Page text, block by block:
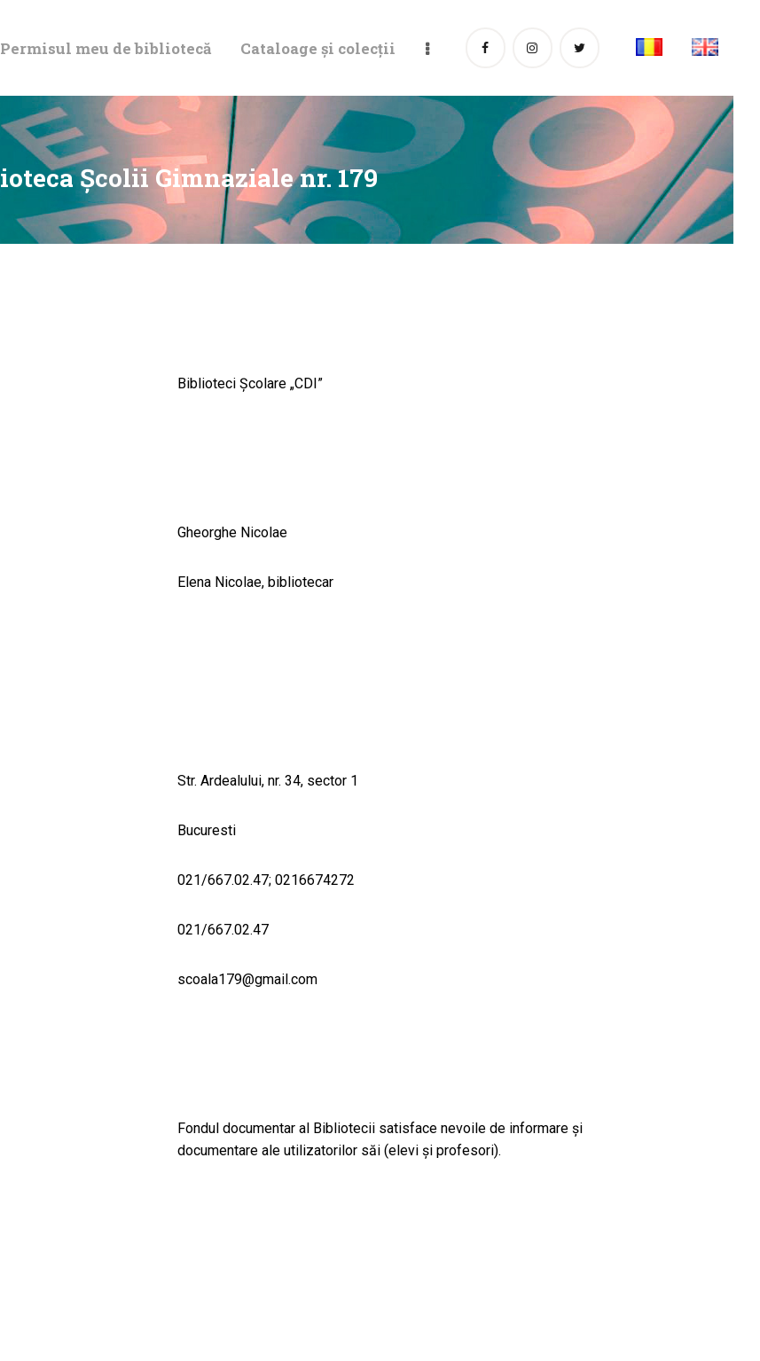
Permisul meu de bibliotecă Cataloage și colecții
Școlii Gimnaziale nr. 179
BIBLIOTECĂ
ȘI
COLECȚII
Biblioteci Școlare „CDI”
Gheorghe Nicolae
Elena Nicolae, bibliotecar
Str. Ardealului, nr. 34, sector 1
Bucuresti
021/667.02.47; 0216674272
021/667.02.47
scoala179@gmail.com
Fondul documentar al Bibliotecii satisface nevoile de informare și
documentare ale utilizatorilor săi (elevi și profesori).